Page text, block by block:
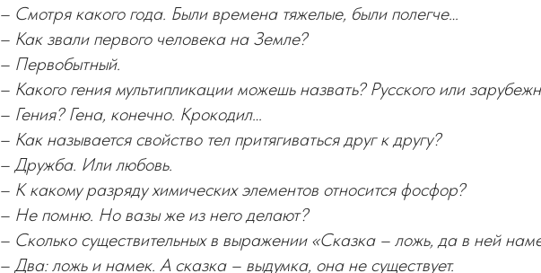
– Смотря какого года. Были времена тяжелые, были полегче…
– Как звали первого человека на Земле?
– Первобытный.
– Какого гения мультипликации можешь назвать? Русского или
– Гения? Гена, конечно. Крокодил…
– Как называется свойство тел притягиваться друг к другу?
– Дружба. Или любовь.
– К какому разряду химических элементов относится фосфор?
– Не помню. Но вазы же из него делают?
– Сколько существительных в выражении «Сказка – ложь, да в ней
– Два: ложь и намек. А сказка – выдумка, она не существует.